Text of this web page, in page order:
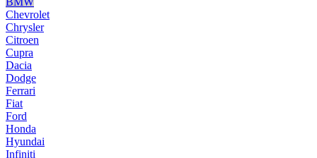
Chevrolet
Chrysler
Citroen
Cupra
Dacia
Dodge
Ferrari
Fiat
Ford
Honda
Hyundai
Infiniti